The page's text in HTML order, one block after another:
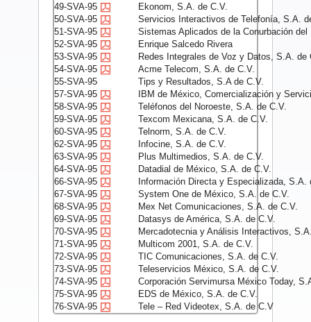
49-SVA-95
Ekonom, S.A. de C.V.
50-SVA-95
Servicios Interactivos de Telefonía, S.A.
51-SVA-95
Sistemas Aplicados de la Conurbación
52-SVA-95
Enrique Salcedo Rivera
53-SVA-95
Redes Integrales de Voz y Datos, S.A. de
54-SVA-95
Acme Telecom, S.A. de C.V.
55-SVA-95
Tips y Resultados, S.A de C.V.
57-SVA-95
IBM de México, Comercialización y
58-SVA-95
Teléfonos del Noroeste, S.A. de C.V.
59-SVA-95
Texcom Mexicana, S.A. de C.V.
60-SVA-95
Telnorm, S.A. de C.V.
62-SVA-95
Infocine, S.A. de C.V.
63-SVA-95
Plus Multimedios, S.A. de C.V.
64-SVA-95
Datadial de México, S.A. de C.V.
66-SVA-95
Información Directa y Especializada, S.A.
67-SVA-95
System One de México, S.A. de C.V.
68-SVA-95
Mex Net Comunicaciones, S.A. de C.V.
69-SVA-95
Datasys de América, S.A. de C.V.
70-SVA-95
Mercadotecnia y Análisis Interactivos,
71-SVA-95
Multicom 2001, S.A. de C.V.
72-SVA-95
TIC Comunicaciones, S.A. de C.V.
73-SVA-95
Teleservicios México, S.A. de C.V.
74-SVA-95
Corporación Servimursa México Today,
75-SVA-95
EDS de México, S.A. de C.V.
76-SVA-95
Tele – Red Videotex, S.A. de C.V